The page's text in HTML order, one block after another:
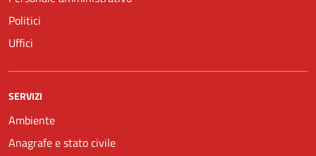
Politici
Uffici
SERVIZI
Ambiente
Anagrafe e stato civile